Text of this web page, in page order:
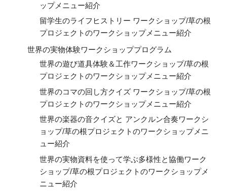
ップメニュー紹介
留学生のライフヒストリー ワークショップ/草の根
プロジェクトのワークショップメニュー紹介
世界の実物体験ワークショッププログラム
世界の遊び道具体験＆工作ワークショップ/草の根
プロジェクトのワークショップメニュー紹介
世界のコマの回し方クイズ ワークショップ/草の根
プロジェクトのワークショップメニュー紹介
世界の楽器の音クイズと アンクルン合奏ワークシ
ョップ/草の根プロジェクトのワークショップメニ
ュー紹介
世界の実物資料を使って学ぶ多様性と協働ワーク
ショップ/草の根プロジェクトのワークショップメ
ニュー紹介